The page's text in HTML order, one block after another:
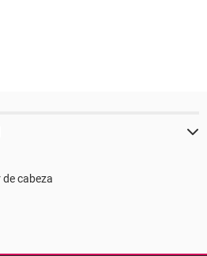
cabeza